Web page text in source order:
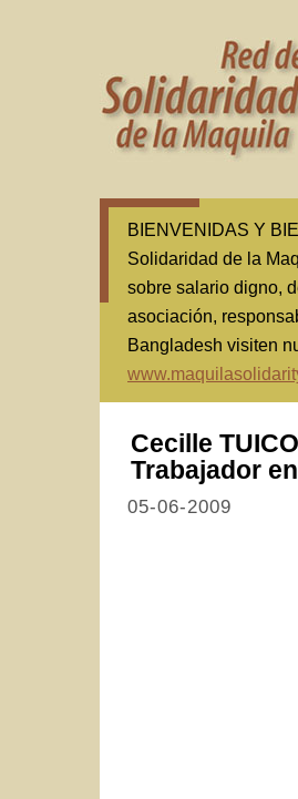
BIENVENIDAS Y
Solidaridad de la
sobre salario digno,
asociación,
Bangladesh visiten
Cecille
Trabajador
05-06-2009